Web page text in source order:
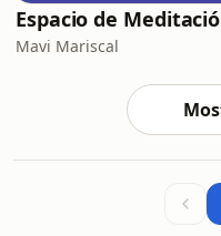
Espacio de
Mavi Mariscal